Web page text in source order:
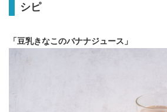
シピ
「豆乳きなこのバナナジュース」